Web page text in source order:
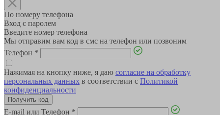
По номеру телефона
Вход с паролем
Введите номер телефона
Мы отправим вам код в смс на телефон или позвоним
Телефон *
Нажимая на кнопку ниже, я даю согласие на обработку
персональных данных в соответствии с Политикой
конфиденциальности
E-mail или Телефон *